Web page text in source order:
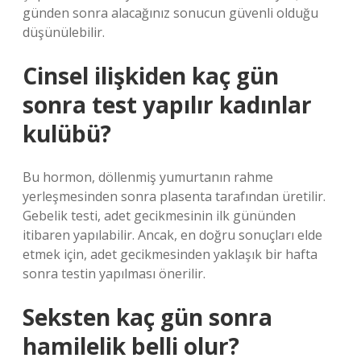
günden sonra alacağınız sonucun güvenli olduğu
düşünülebilir.
Cinsel ilişkiden kaç gün
sonra test yapılır kadınlar
kulübü?
Bu hormon, döllenmiş yumurtanın rahme
yerleşmesinden sonra plasenta tarafından üretilir.
Gebelik testi, adet gecikmesinin ilk gününden
itibaren yapılabilir. Ancak, en doğru sonuçları elde
etmek için, adet gecikmesinden yaklaşık bir hafta
sonra testin yapılması önerilir.
Seksten kaç gün sonra
hamilelik belli olur?